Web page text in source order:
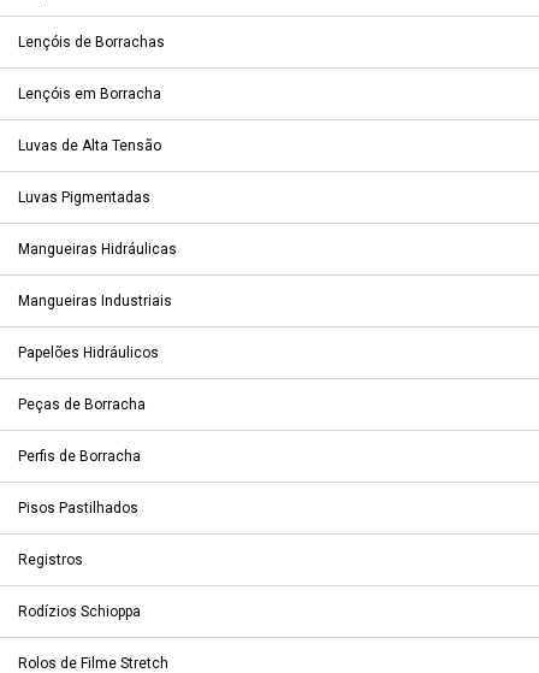
Lençóis de Borrachas
Lençóis em Borracha
Luvas de Alta Tensão
Luvas Pigmentadas
Mangueiras Hidráulicas
Mangueiras Industriais
Papelões Hidráulicos
Peças de Borracha
Perfis de Borracha
Pisos Pastilhados
Registros
Rodízios Schioppa
Rolos de Filme Stretch